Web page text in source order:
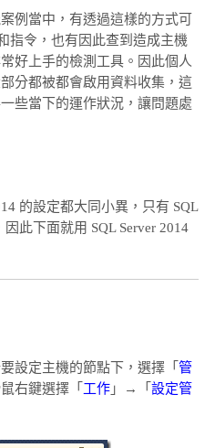
例當中，有透過這樣的方式可
指令，也有因此查到造成主機
好上手的檢測工具。因此個人
分都被都會啟用資料收集，這
些當下的運作狀況，讓問題處
的設定都大同小異，只有 SQL
此下面就用 SQL Server 2014
設定主機的節點下，選擇「 管
右鍵選擇「 工作」→「 設定管